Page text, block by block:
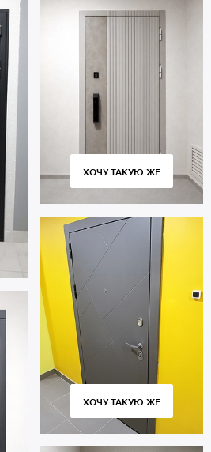
ХОЧУ ТАКУЮ ЖЕ
ХОЧУ ТАКУЮ ЖЕ